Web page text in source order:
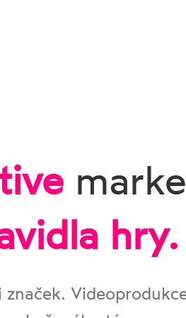
hry.